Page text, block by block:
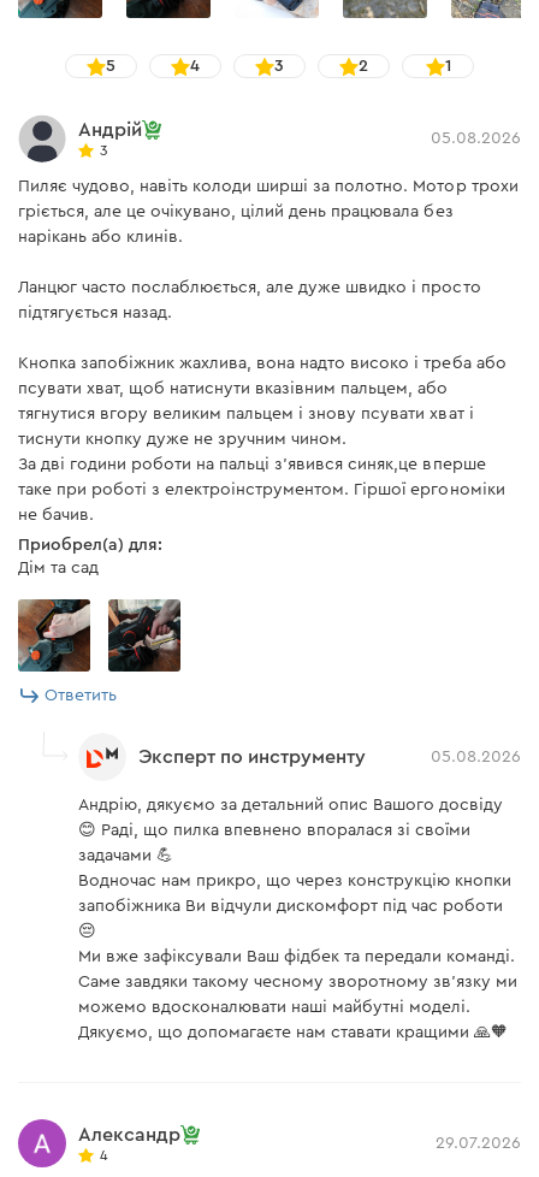
Время заряда
Количество элементов
Индикация ошибок нет
Защита от перегрева есть
Защита от короткого
замыкания
Защита от перезаряда есть
Напряжение АКБ
Тип аккумуляторов
Время заряда
аккумулятора 2 А/ч
50 мин
Принудительное
охлаждение
Время заряда
аккумулятора 6 А/ч
120 мин
аккумулятора 4 А/ч
90 мин
А/ч
Время заряда
5 4 3 2 1
Андрій
3
05.08.2026
Пиляє чудово, навіть колоди ширші за полотно. Мотор трохи
гріється, але це очікувано, цілий день працювала без
нарікань або клинів.
Ланцюг часто послаблюється, але дуже швидко і просто
підтягується назад.
Кнопка запобіжник жахлива, вона надто високо і треба або
псувати хват, щоб натиснути вказівним пальцем, або
тягнутися вгору великим пальцем і знову псувати хват і
тиснути кнопку дуже не зручним чином.
За дві години роботи на пальці з'явився синяк,це вперше
таке при роботі з електроінструментом. Гіршої ергономіки
не бачив.
Приобрел(а) для:
Дім та сад
Ответить
Эксперт по инструменту 05.08.2026
Андрію, дякуємо за детальний опис Вашого досвіду
😊 Раді, що пилка впевнено впоралася зі своїми
задачами 💪
Водночас нам прикро, що через конструкцію кнопки
запобіжника Ви відчули дискомфорт під час роботи
😔
Ми вже зафіксували Ваш фідбек та передали команді.
Саме завдяки такому чесному зворотному зв'язку ми
можемо вдосконалювати наші майбутні моделі.
Дякуємо, що допомагаєте нам ставати кращими 🙏🧡
Александр
4
29.07.2026